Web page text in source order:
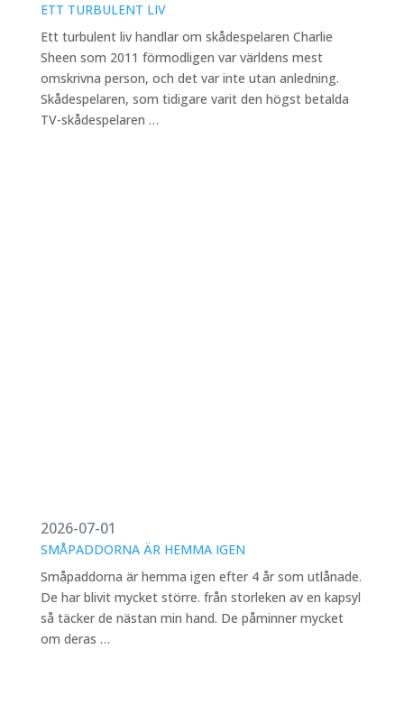
ETT TURBULENT LIV
Ett turbulent liv handlar om skådespelaren Charlie
Sheen som 2011 förmodligen var världens mest
omskrivna person, och det var inte utan anledning.
Skådespelaren, som tidigare varit den högst betalda
TV-skådespelaren …
2026-07-01
SMÅPADDORNA ÄR HEMMA IGEN
Småpaddorna är hemma igen efter 4 år som utlånade.
De har blivit mycket större. från storleken av en kapsyl
så täcker de nästan min hand. De påminner mycket
om deras …